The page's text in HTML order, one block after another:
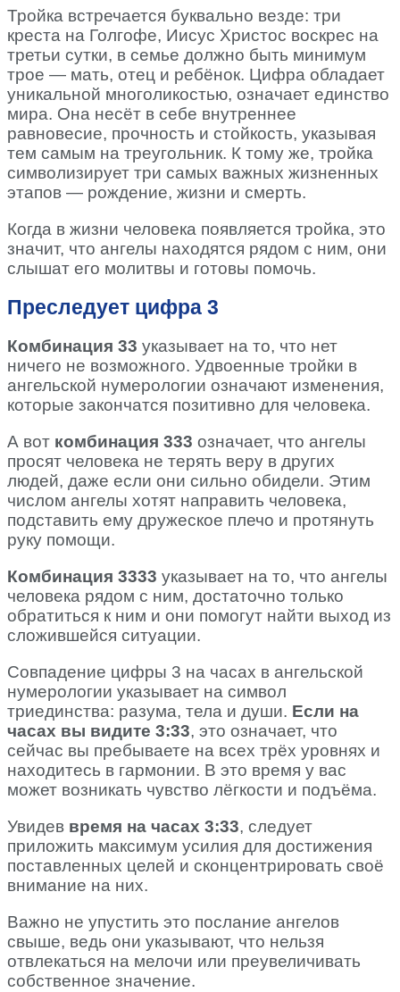
Тройка встречается буквально везде: три
креста на Голгофе, Иисус Христос воскрес на
третьи сутки, в семье должно быть минимум
трое — мать, отец и ребёнок. Цифра обладает
уникальной многоликостью, означает единство
мира. Она несёт в себе внутреннее
равновесие, прочность и стойкость, указывая
тем самым на треугольник. К тому же, тройка
символизирует три самых важных жизненных
этапов — рождение, жизни и смерть.
Когда в жизни человека появляется тройка, это
значит, что ангелы находятся рядом с ним, они
слышат его молитвы и готовы помочь.
Преследует цифра 3
Комбинация 33 указывает на то, что нет
ничего не возможного. Удвоенные тройки в
ангельской нумерологии означают изменения,
которые закончатся позитивно для человека.
А вот комбинация 333 означает, что ангелы
просят человека не терять веру в других
людей, даже если они сильно обидели. Этим
числом ангелы хотят направить человека,
подставить ему дружеское плечо и протянуть
руку помощи.
Комбинация 3333 указывает на то, что ангелы
человека рядом с ним, достаточно только
обратиться к ним и они помогут найти выход из
сложившейся ситуации.
Совпадение цифры 3 на часах в ангельской
нумерологии указывает на символ
триединства: разума, тела и души. Если на
часах вы видите 3:33, это означает, что
сейчас вы пребываете на всех трёх уровнях и
находитесь в гармонии. В это время у вас
может возникать чувство лёгкости и подъёма.
Увидев время на часах 3:33, следует
приложить максимум усилия для достижения
поставленных целей и сконцентрировать своё
внимание на них.
Важно не упустить это послание ангелов
свыше, ведь они указывают, что нельзя
отвлекаться на мелочи или преувеличивать
собственное значение.